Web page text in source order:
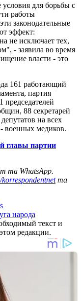
для борьбы с
работы
законодательные
эффект:
не исключает тех,
- заявила во время
власти - это
161 работающий
партия
председателей
88 секретарей
на всех
военных медиков.
главы партии
та WhatsApp.
та
народа
текст и
редакции.